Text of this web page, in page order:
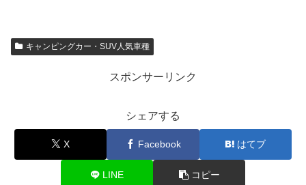
キャンピングカー・SUV人気車種
スポンサーリンク
シェアする
X Facebook はてブ
LINE コピー